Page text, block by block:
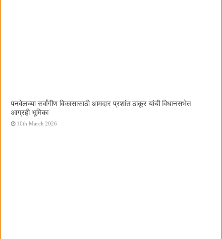
पनवेलच्या सर्वांगीण विकासासाठी आमदार प्रशांत ठाकूर यांची विधानसभेत
आग्रही भूमिका
10th March 2026